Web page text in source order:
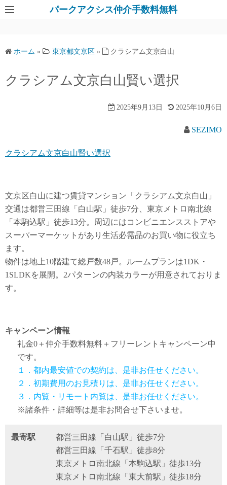
パークアクシス仲介手数料無料
ホーム » 東京都文京区 » クラシアム文京白山
クラシアム文京白山賢い選択
2025年9月13日 2025年10月6日
SEZIMO
クラシアム文京白山賢い選択
文京区白山に建つ賃貸マンション「クラシアム文京白山」
交通は都営三田線「白山駅」徒歩7分、東京メトロ南北線
「本駒込駅」徒歩13分。周辺にはコンビニエンスストアや
スーパーマーケットがあり生活必需品のお買い物に役立ち
ます。
物件は地上10階建て総戸数48戸。ルームプランは1DK・
1SLDKを展開。2パターンの内装カラーが用意されておりま
す。
キャンペーン情報
礼金0 ＋仲介手数料無料 ＋ フリーレント キャンペーン中
です。
１．都内最安値での契約は、是非お任せください。
２．初期費用のお見積りは、是非お任せください。
３．内覧・リモート内覧は、是非お任せください。
※諸条件・詳細等は是非お問合せ下さいませ。
最寄駅
都営三田線「白山駅」徒歩7分
都営三田線「千石駅」徒歩8分
東京メトロ南北線「本駒込駅」徒歩13分
東京メトロ南北線「東大前駅」徒歩18分